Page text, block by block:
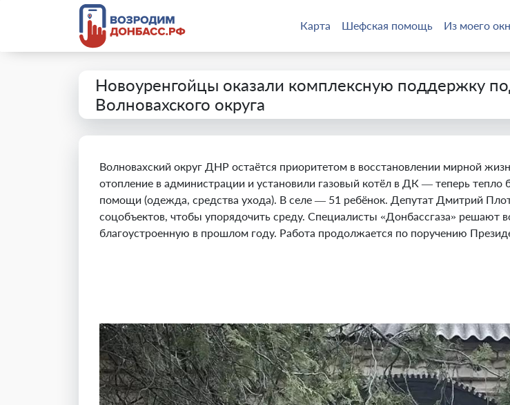
Карта Шефская помощь Из моего
Новоуренгойцы оказали комплексную поддержку
Волновахского округа
Волновахский округ ДНР остаётся приоритетом в восстановлении мирной
отопление в администрации и установили газовый котёл в ДК — теперь
помощи (одежда, средства ухода). В селе — 51 ребёнок. Депутат Дмитрий
соцобъектов, чтобы упорядочить среду. Специалисты «Донбассгаза» решают
благоустроенную в прошлом году. Работа продолжается по поручению